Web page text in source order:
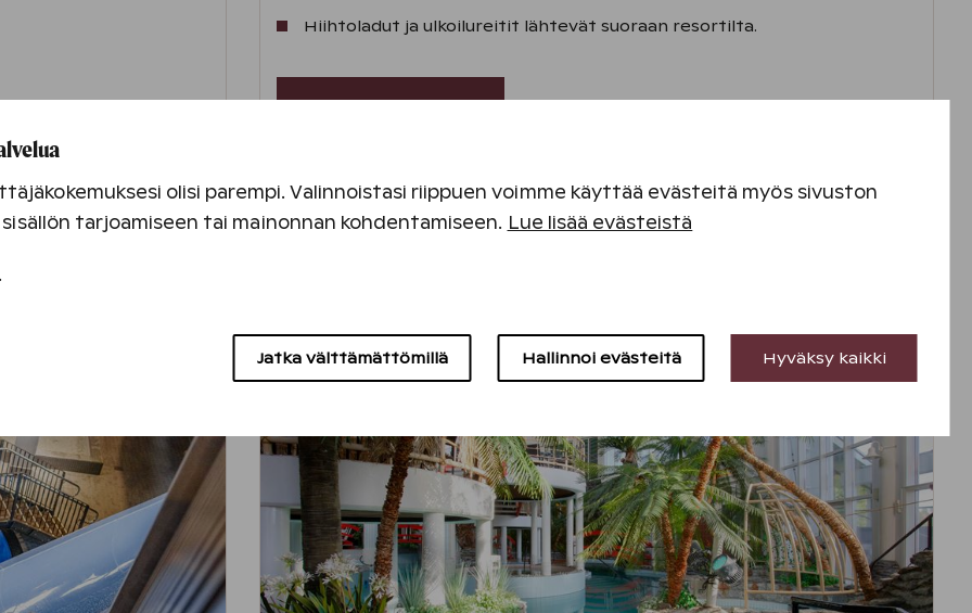
laduilla.
lapsille: mm.
Hiihtoladut ja ulkoilureitit lähtevät suoraan resortilta.
jäästä valmistetuilla soittimilla! Esitykset järjestetään Imatralla.
joka päivä klo 6-22 välisenä aikana.
Tuplakasin aktiviteettikeskuksestavoit vuokrata maastopyöriä
sekä lumikenkiä omatoimiseen retkeilyyn.
Hotellin vastaanotosta voit lainata pulkkia sekä liukureita ja
suunnata mäenlaskuun.
olisi parempi. Valinnoistasi riippuen voimme käyttää evästeitä myös sivuston
tarjoamiseen tai mainonnan kohdentamiseen. Lue lisää evästeistä
.
Jatka välttämättömillä Hallinnoi evästeitä Hyväksy kaikki